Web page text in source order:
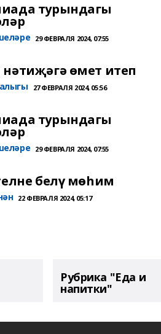
турындагы
29 ФЕВРАЛЯ 2024, 07:55
өмет итеп
27 ФЕВРАЛЯ 2024, 05:56
турындагы
29 ФЕВРАЛЯ 2024, 07:55
белү мөһим
22 ФЕВРАЛЯ 2024, 05:17
Рубрика "Еда и
напитки"